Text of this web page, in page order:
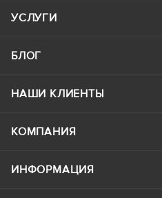
УСЛУГИ
БЛОГ
НАШИ КЛИЕНТЫ
КОМПАНИЯ
ИНФОРМАЦИЯ